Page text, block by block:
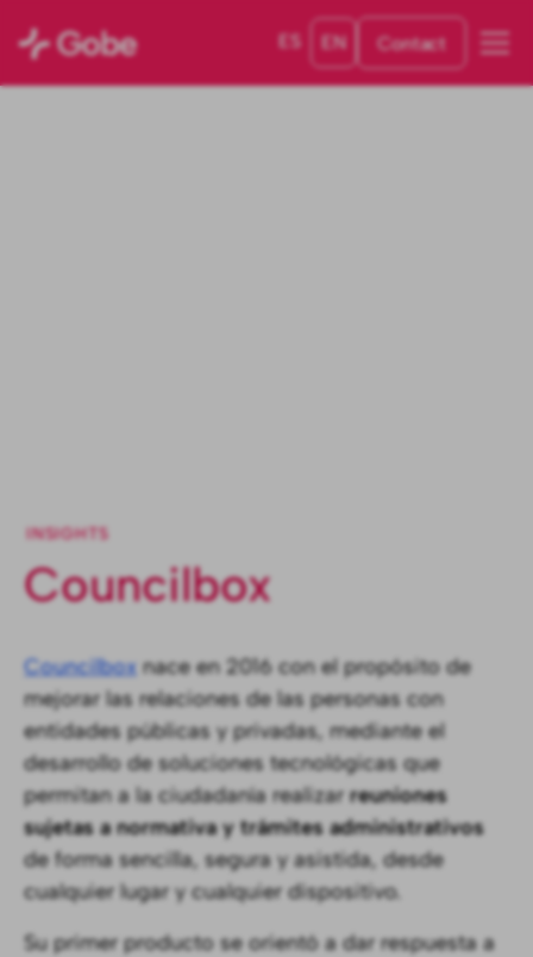
ES EN Contact
INSIGHTS
Councilbox
Councilboxnace en 2016 con el propósito de
mejorar las relaciones de las personas con
entidades públicas y privadas, mediante el
desarrollo de soluciones tecnológicas que
permitan a la ciudadanía realizarreuniones
sujetas a normativa y trámites administrativos
de forma sencilla, segura y asistida, desde
cualquier lugar y cualquier dispositivo.
Su primer producto se orientó a dar respuesta a